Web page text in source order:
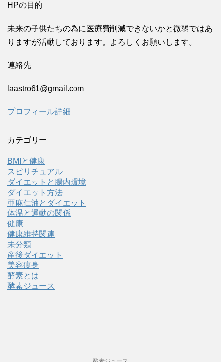
HPの目的
未来の子供たちの為に医療費削減できないかと微弱ではあ
りますが活動しております。よろしくお願いします。
連絡先
laastro61@gmail.com
プロフィール詳細
カテゴリー
BMIと健康
スピリチュアル
ダイエットと腸内環境
ダイエット方法
亜麻仁油とダイエット
体温と運動の関係
健康
健康維持関連
未分類
産後ダイエット
美容痩身
酵素とは
酵素ジュース